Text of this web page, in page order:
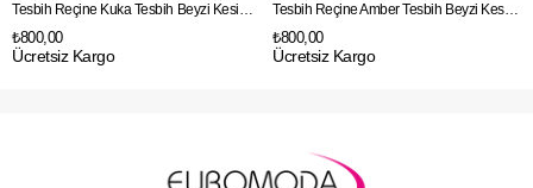
Tesbih Reçine Kuka Tesbih Beyzi Kesim Kuka Rengi Hediyelik
₺800,00
Ücretsiz Kargo
Tesbih Reçine Amber Tesbih Beyzi Kesim Amber Rengi Hediyelik
₺800,00
Ücretsiz Kargo